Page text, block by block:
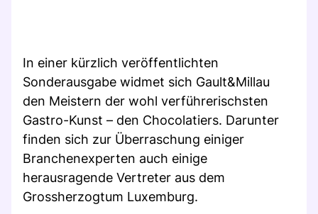
In einer kürzlich veröffentlichten
Sonderausgabe widmet sich Gault&Millau
den Meistern der wohl verführerischsten
Gastro-Kunst – den Chocolatiers. Darunter
finden sich zur Überraschung einiger
Branchenexperten auch einige
herausragende Vertreter aus dem
Grossherzogtum Luxemburg.